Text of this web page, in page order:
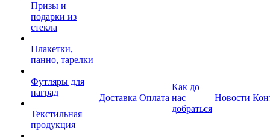
Призы и
подарки из
стекла
Плакетки,
панно, тарелки
Футляры для
наград
Текстильная
продукция
Доставка Оплата
Как до
нас
добраться
Новости